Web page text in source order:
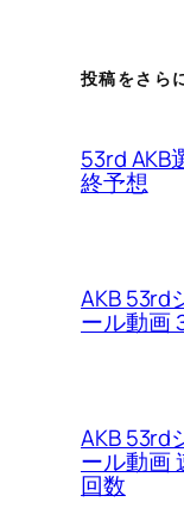
投稿をさら
53rd AKB
終予想
AKB 53rd
ール動画
AKB 53rd
ール動画
回数